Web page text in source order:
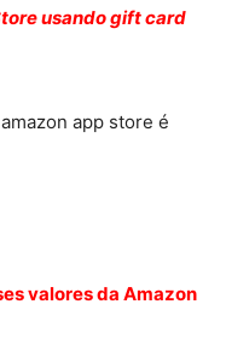
usando gift card
app store é
valores da Amazon